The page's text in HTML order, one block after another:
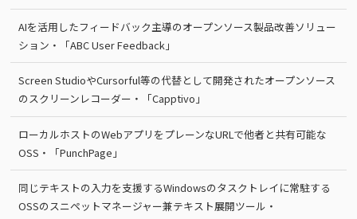
AIを活用したフィードバック主導のオープンソース製品改善ソリュー
ション・「ABC User Feedback」
Screen StudioやCursorful等の代替として開発されたオープンソース
のスクリーンレコーダー・「Capptivo」
ローカルホストのWebアプリをプレーンなURLで他者と共有可能な
OSS・「PunchPage」
同じテキストの入力を支援するWindowsのタスクトレイに常駐する
OSSのスニペットマネージャー兼テキスト展開ツール・